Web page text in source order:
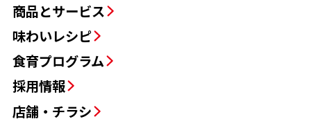
商品とサービス
味わいレシピ
食育プログラム
採用情報
店舗・チラシ